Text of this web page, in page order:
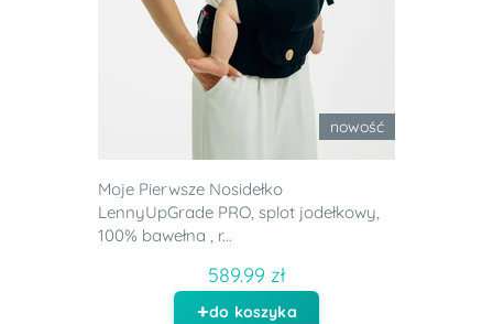
nowość
Moje Pierwsze Nosidełko
LennyUpGrade PRO, splot jodełkowy,
100% bawełna , r...
589.99 zł
do koszyka